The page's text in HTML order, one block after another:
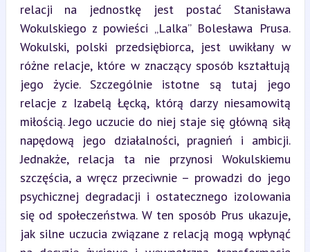
relacji na jednostkę jest postać Stanisława
Wokulskiego z powieści „Lalka” Bolesława Prusa.
Wokulski, polski przedsiębiorca, jest uwikłany w
różne relacje, które w znaczący sposób kształtują
jego życie. Szczególnie istotne są tutaj jego
relacje z Izabelą Łęcką, którą darzy niesamowitą
miłością. Jego uczucie do niej staje się główną siłą
napędową jego działalności, pragnień i ambicji.
Jednakże, relacja ta nie przynosi Wokulskiemu
szczęścia, a wręcz przeciwnie – prowadzi do jego
psychicznej degradacji i ostatecznego izolowania
się od społeczeństwa. W ten sposób Prus ukazuje,
jak silne uczucia związane z relacją mogą wpłynąć